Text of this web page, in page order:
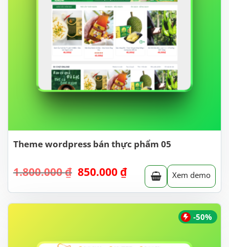
Theme wordpress bán thực phẩm 05
1.800.000₫ Giá
là:
1.800.000 ₫.
850.000 ₫Giá
hiện
tại
là:
Xem demo
-50%